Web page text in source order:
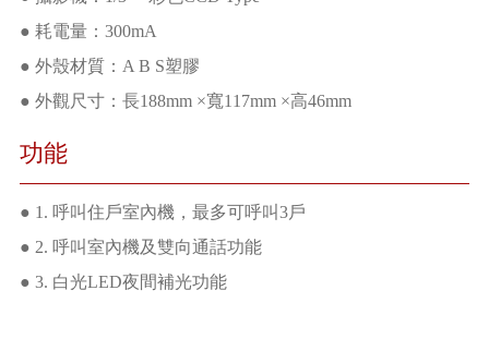
● 耗電量：300mA
● 外殼材質：A B S塑膠
● 外觀尺寸：長188mm ×寬117mm ×高46mm
功能
● 1. 呼叫住戶室內機，最多可呼叫3戶
● 2. 呼叫室內機及雙向通話功能
● 3. 白光LED夜間補光功能